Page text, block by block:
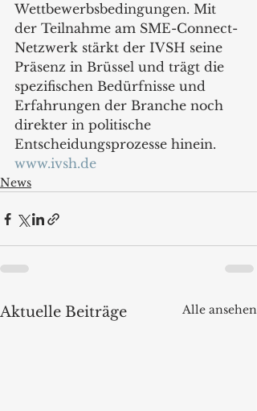
Wettbewerbsbedingungen. Mit
der Teilnahme am SME-Connect-
Netzwerk stärkt der IVSH seine
Präsenz in Brüssel und trägt die
spezifischen Bedürfnisse und
Erfahrungen der Branche noch
direkter in politische
Entscheidungsprozesse hinein.
www.ivsh.de
News
Aktuelle Beiträge Alle ansehen